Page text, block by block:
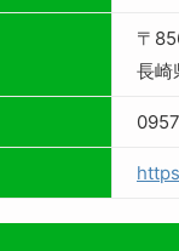
〒
長崎